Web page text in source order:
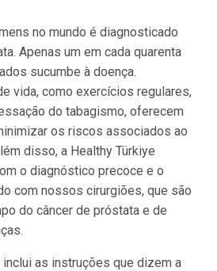
no mundo é diagnosticado
Apenas um em cada quarenta
sucumbe à doença.
vida, como exercícios regulares,
do tabagismo, oferecem
os riscos associados ao
disso, a Healthy Türkiye
o diagnóstico precoce e o
com nossos cirurgiões, que são
do câncer de próstata e de
inclui as instruções que dizem a